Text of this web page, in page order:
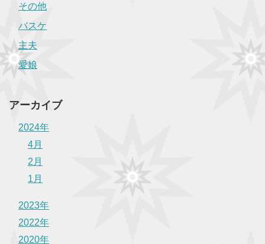
その他
バスケ
主夫
愛娘
アーカイブ
2024年
4月
2月
1月
2023年
2022年
2020年